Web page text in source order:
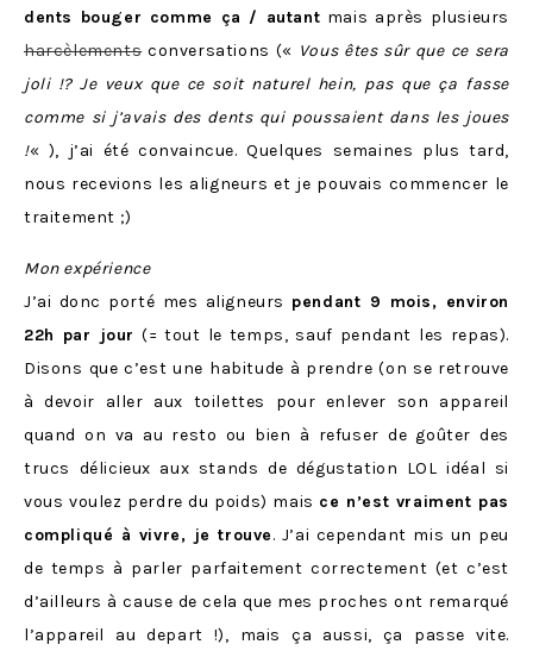
dents bouger comme ça / autant mais après plusieurs
harcèlementsconversations (« Vous êtes sûr que ce sera
joli !? Je veux que ce soit naturel hein, pas que ça fasse
comme si j’avais des dents qui poussaient dans les joues
!« ), j’ai été convaincue. Quelques semaines plus tard,
nous recevions les aligneurs et je pouvais commencer le
traitement ;)
Mon expérience
J’ai donc porté mes aligneurs pendant 9 mois, environ
22h par jour (= tout le temps, sauf pendant les repas).
Disons que c’est une habitude à prendre (on se retrouve
à devoir aller aux toilettes pour enlever son appareil
quand on va au resto ou bien à refuser de goûter des
trucs délicieux aux stands de dégustation LOL idéal si
vous voulez perdre du poids) mais ce n’est vraiment pas
compliqué à vivre, je trouve. J’ai cependant mis un peu
de temps à parler parfaitement correctement (et c’est
d’ailleurs à cause de cela que mes proches ont remarqué
l’appareil au depart !), mais ça aussi, ça passe vite.